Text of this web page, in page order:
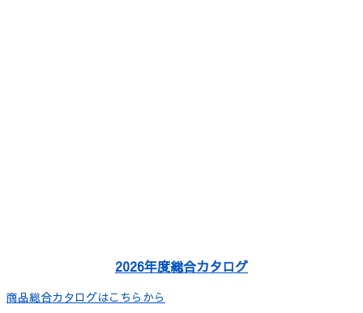
2026年度総合カタログ
商品総合カタログはこちらから